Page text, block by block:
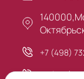
+7 (498)
+7 (495)